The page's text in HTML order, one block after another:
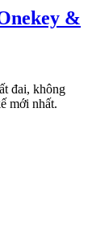
&
đai, không
mới nhất.